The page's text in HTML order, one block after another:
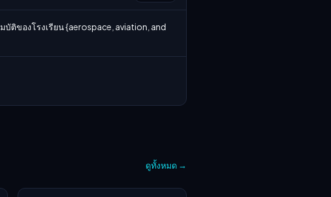
ติของโรงเรียน {aerospace, aviation, and
ดูทั้งหมด →